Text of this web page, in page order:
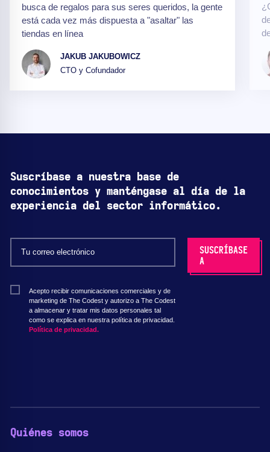
busca de regalos para sus seres queridos, la gente
está cada vez más dispuesta a "asaltar" las
tiendas en línea
JAKUB JAKUBOWICZ
CTO y Cofundador
Suscríbase a nuestra base de
conocimientos y manténgase al día de la
experiencia del sector informático.
Acepto recibir comunicaciones comerciales y de
marketing de The Codest y autorizo a The Codest
a almacenar y tratar mis datos personales tal
como se explica en nuestra política de privacidad.
Política de privacidad.
Quiénes somos